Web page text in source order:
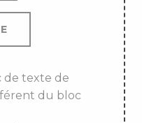
de texte de
du bloc